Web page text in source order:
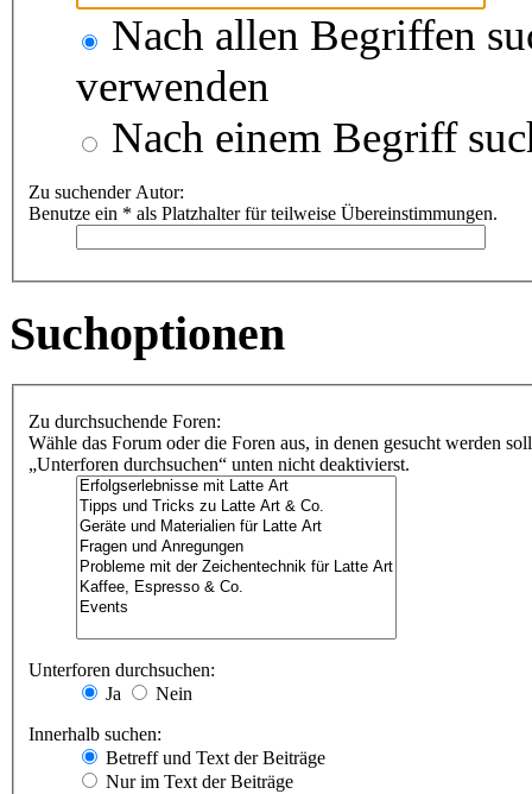
Nach allen Begriffen
verwenden
Nach einem Begriff
Zu suchender Autor:
Benutze ein * als Platzhalter für teilweise Übereinstimmungen.
Suchoptionen
Zu durchsuchende Foren:
Wähle das Forum oder die Foren aus, in denen gesucht werden
„Unterforen durchsuchen“ unten nicht deaktivierst.
Unterforen durchsuchen:
Ja
Nein
Innerhalb suchen:
Betreff und Text der Beiträge
Nur im Text der Beiträge